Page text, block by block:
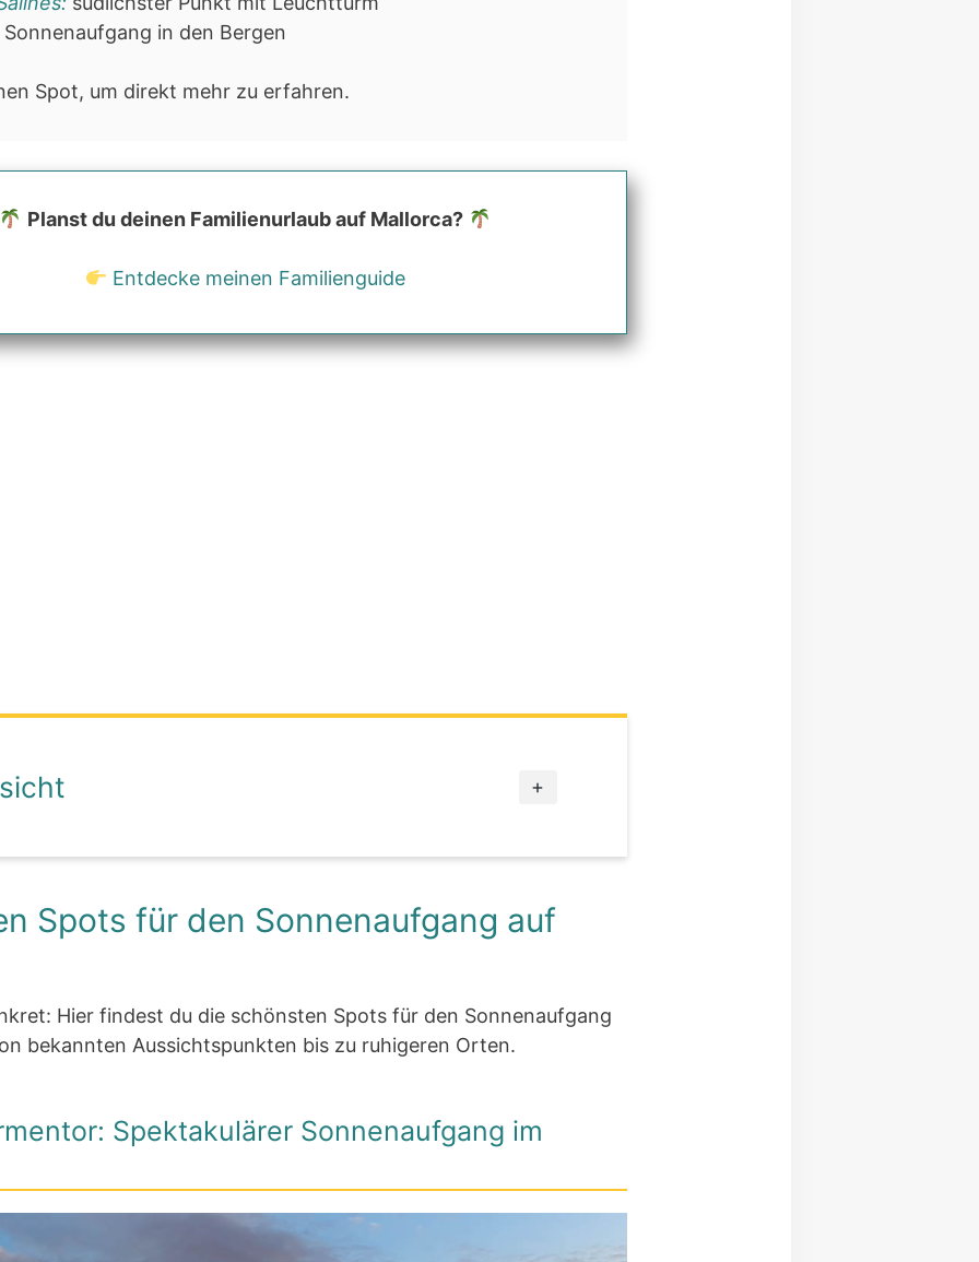
Sonnenaufgang in den Bergen
Spot, um direkt mehr zu erfahren.
Planst du deinen Familienurlaub auf Mallorca?
Entdecke meinen Familienguide
Spots für den Sonnenaufgang auf
Hier findest du die schönsten Spots für den Sonnenaufgang
bekannten Aussichtspunkten bis zu ruhigeren Orten.
Spektakulärer Sonnenaufgang im